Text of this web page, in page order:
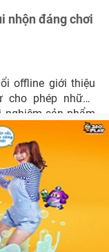
nhộn đáng chơi
offline giới thiệu
phép những
sản phẩm